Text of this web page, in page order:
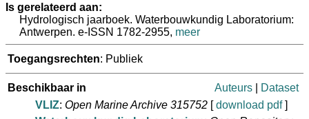
Is gerelateerd aan:
Hydrologisch jaarboek. Waterbouwkundig Laboratorium:
Antwerpen. e-ISSN 1782-2955, meer
Toegangsrechten: Publiek
Beschikbaar in Auteurs
Dataset
VLIZ: Open Marine Archive 315752 [download pdf]